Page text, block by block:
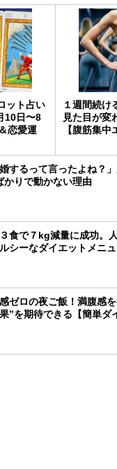
ット占い
10日〜8
恋愛運
１週間続け
見た目が変
【腹筋集中
婚するって言ったよね？
かりで動かない理由
食で７kg減量に成功。
ルシーなダイエットメニュ
ゼロの夜ご飯！満腹感
”を期待できる【簡単ダ